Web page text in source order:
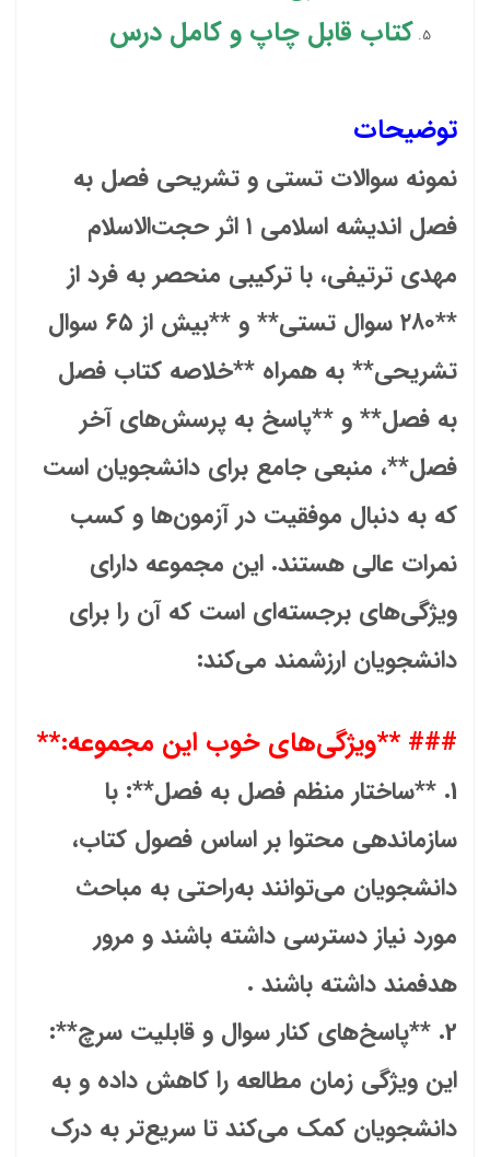
کتاب قابل چاپ و کامل درس
توضیحات
نمونه سوالات تستی و تشریحی فصل به
فصل اندیشه اسلامی ۱ اثر حجت‌الاسلام
مهدی ترتیفی، با ترکیبی منحصر به فرد از
**۲۸۰ سوال تستی** و **بیش از ۶۵ سوال
تشریحی** به همراه **خلاصه کتاب فصل
به فصل** و **پاسخ به پرسش‌های آخر
فصل**، منبعی جامع برای دانشجویان است
که به دنبال موفقیت در آزمون‌ها و کسب
نمرات عالی هستند. این مجموعه دارای
ویژگی‌های برجسته‌ای است که آن را برای
دانشجویان ارزشمند می‌کند:
### **ویژگی‌های خوب این مجموعه:**
1. **ساختار منظم فصل به فصل**: با
سازماندهی محتوا بر اساس فصول کتاب،
دانشجویان می‌توانند به‌راحتی به مباحث
مورد نیاز دسترسی داشته باشند و مرور
هدفمند داشته باشند .
2. **پاسخ‌های کنار سوال و قابلیت سرچ**:
این ویژگی زمان مطالعه را کاهش داده و به
دانشجویان کمک می‌کند تا سریع‌تر به درک